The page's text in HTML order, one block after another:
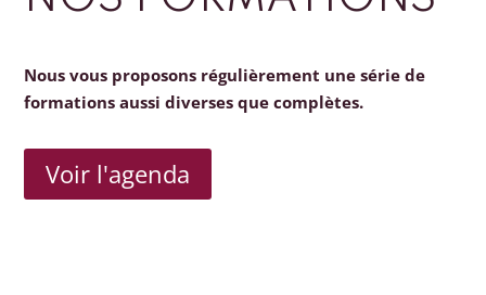
Nous vous proposons régulièrement une série de
formations aussi diverses que complètes.
Voir l'agenda